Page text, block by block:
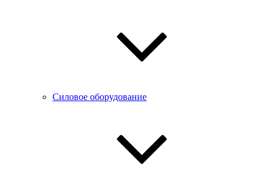
Силовое оборудование